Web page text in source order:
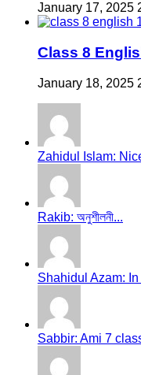
January 17, 2025
Class 8
January 18, 2025
Zahidul Islam:
Rakib: অনুশীলনী...
Shahidul Azam:
Sabbir: Ami 7